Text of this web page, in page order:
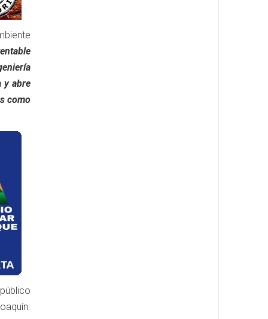
y abre
como